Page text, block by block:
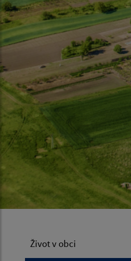
Život v obci